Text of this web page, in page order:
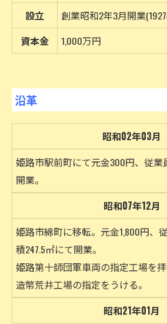
設立
創業昭和2年3月開業
資本金
1,000万円
沿革
昭和02年03月
姫路市駅前町にて元金300円、従業
開業。
昭和07年12月
姫路市綿町に移転。元金1,800円、
積247.5㎡にて開業。
姫路第十師団軍車両の指定工場を
造幣荒井工場の指定をうける。
昭和21年01月
お問い合わせはこち